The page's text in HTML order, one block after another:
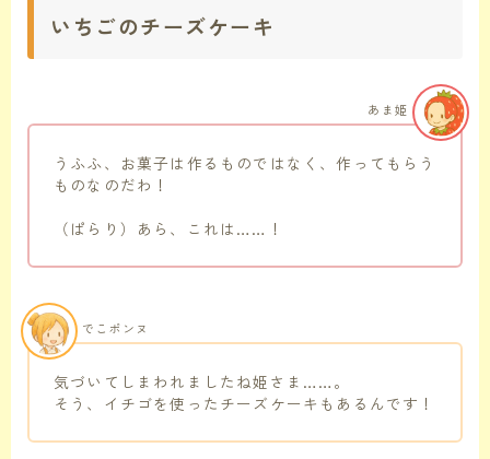
いちごのチーズケーキ
うふふ、お菓子は作るものではなく、作ってもらう
ものなのだわ！
（ぱらり）あら、これは……！
あま姫
気づいてしまわれましたね姫さま……。
そう、イチゴを使ったチーズケーキもあるんです！
でこポンヌ